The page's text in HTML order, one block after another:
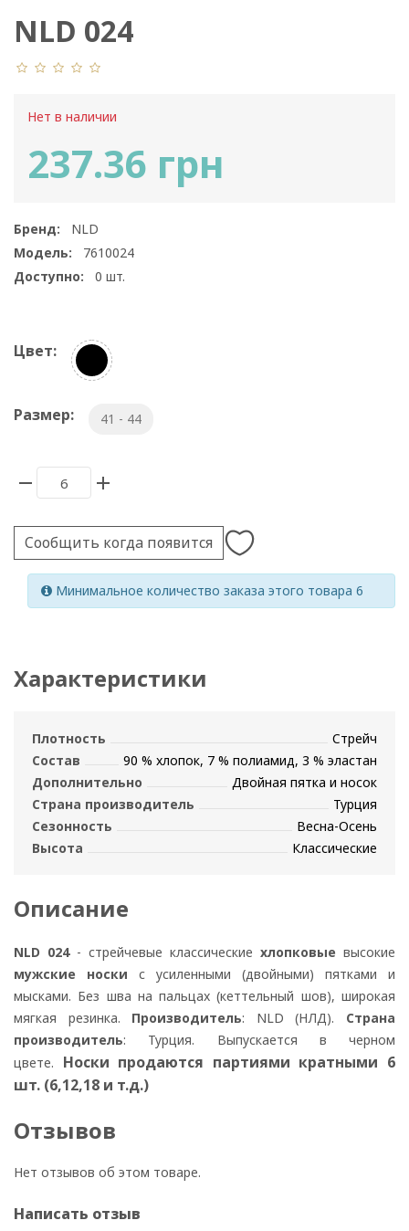
NLD 024
Нет в наличии
237.36 грн
Бренд:
NLD
Модель:
7610024
Доступно:
0 шт.
Цвет:
Размер: 41 - 44
Сообщить когда появится
Минимальное количество заказа этого товара 6
Характеристики
Плотность
Стрейч
Состав
90 % хлопок, 7 % полиамид, 3 % эластан
Дополнительно
Двойная пятка и носок
Страна производитель
Турция
Сезонность
Весна-Осень
Высота
Классические
Описание
NLD 024- стрейчевые классические хлопковые высокие
мужские носки с усиленными (двойными) пятками и
мысками. Без шва на пальцах (кеттельный шов), широкая
мягкая резинка. Производитель: NLD (НЛД). Страна
производитель: Турция. Выпускается в черном
цвете. Носки продаются партиями кратными 6
шт. (6,12,18 и т.д.)
Отзывов
Нет отзывов об этом товаре.
Написать отзыв